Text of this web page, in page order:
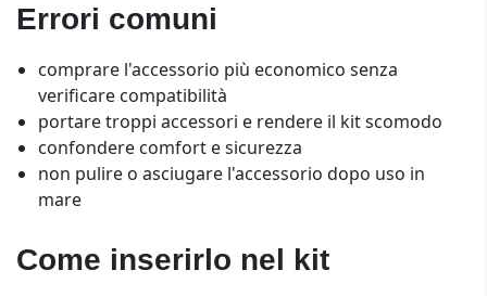
Errori comuni
comprare l'accessorio più economico senza
verificare compatibilità
portare troppi accessori e rendere il kit scomodo
confondere comfort e sicurezza
non pulire o asciugare l'accessorio dopo uso in
mare
Come inserirlo nel kit